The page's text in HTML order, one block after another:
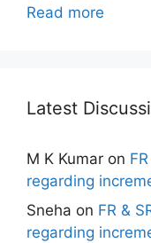
Read more
Latest
M K Kumar on
regarding
Sneha on FR &
regarding